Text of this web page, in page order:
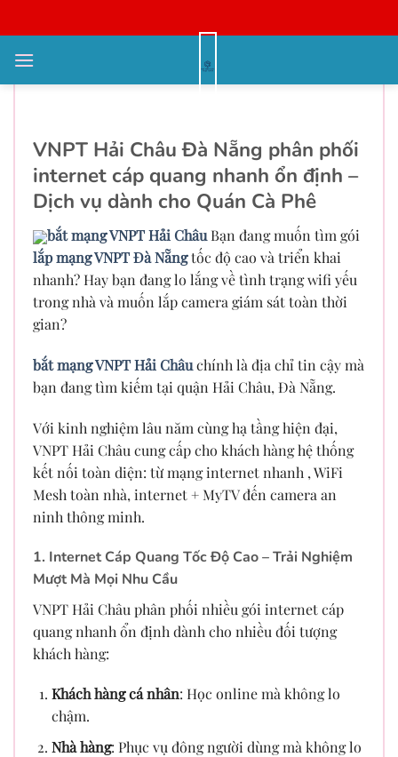
qua
nội
bắt wifi VNPT Hải Châu –
VNPT Hải Châu Đà Nẵng phân phối
internet cáp quang nhanh ổn định –
Dịch vụ dành cho Quán Cà Phê
bắt mạng VNPT Hải Châu Bạn đang muốn tìm gói
lắp mạng VNPT Đà Nẵngtốc độ cao và triển khai
nhanh? Hay bạn đang lo lắng về tình trạng wifi yếu
trong nhà và muốn lắp camera giám sát toàn thời
gian?
bắt mạng VNPT Hải Châuchính là địa chỉ tin cậy mà
bạn đang tìm kiếm tại quận Hải Châu, Đà Nẵng.
Với kinh nghiệm lâu năm cùng hạ tầng hiện đại,
VNPT Hải Châu cung cấp cho khách hàng hệ thống
kết nối toàn diện: từ mạng internet nhanh , WiFi
Mesh toàn nhà, internet + MyTV đến camera an
ninh thông minh.
1. Internet Cáp Quang Tốc Độ Cao – Trải Nghiệm
Mượt Mà Mọi Nhu Cầu
VNPT Hải Châu phân phối nhiều gói internet cáp
quang nhanh ổn định dành cho nhiều đối tượng
khách hàng:
Khách hàng cá nhân: Học online mà không lo
chậm.
Nhà hàng: Phục vụ đông người dùng mà không lo